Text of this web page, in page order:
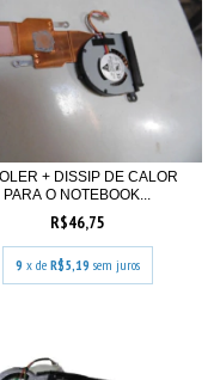
+ DISSIP DE CALOR
PARA O NOTEBOOK...
R$46,75
9 x de R$5,19 sem juros